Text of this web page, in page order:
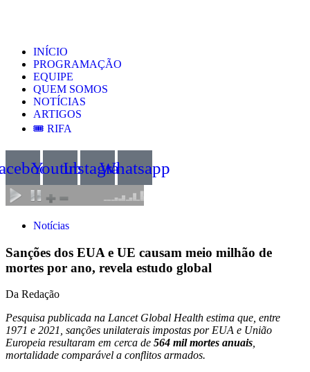
INÍCIO
PROGRAMAÇÃO
EQUIPE
QUEM SOMOS
NOTÍCIAS
ARTIGOS
🎟️ RIFA
YoutubeInstagramWhatsapp
Notícias
Sanções dos EUA e UE causam meio milhão de
mortes por ano, revela estudo global
Da Redação
Pesquisa publicada na Lancet Global Health estima que, entre
1971 e 2021, sanções unilaterais impostas por EUA e União
Europeia resultaram em cerca de 564 mil mortes anuais,
mortalidade comparável a conflitos armados.